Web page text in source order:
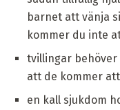
barnet att vänja
kommer du inte
tvillingar behöver
att de kommer
en kall sjukdom